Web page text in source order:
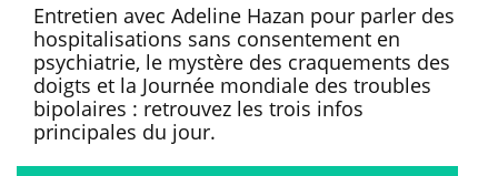
Entretien avec Adeline Hazan pour parler des
hospitalisations sans consentement en
psychiatrie, le mystère des craquements des
doigts et la Journée mondiale des troubles
bipolaires : retrouvez les trois infos
principales du jour.